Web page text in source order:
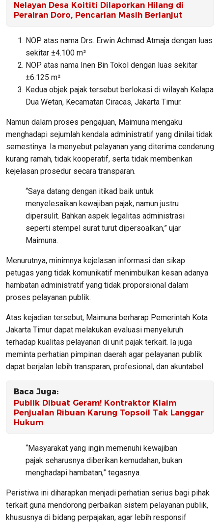
Nelayan Desa Koititi Dilaporkan Hilang di
Perairan Doro, Pencarian Masih Berlanjut
NOP atas nama Drs. Erwin Achmad Atmaja dengan luas
sekitar ±4.100 m²
NOP atas nama Inen Bin Tokol dengan luas sekitar
±6.125 m²
Kedua objek pajak tersebut berlokasi di wilayah Kelapa
Dua Wetan, Kecamatan Ciracas, Jakarta Timur.
Namun dalam proses pengajuan, Maimuna mengaku
menghadapi sejumlah kendala administratif yang dinilai tidak
semestinya. Ia menyebut pelayanan yang diterima cenderung
kurang ramah, tidak kooperatif, serta tidak memberikan
kejelasan prosedur secara transparan.
“Saya datang dengan itikad baik untuk
menyelesaikan kewajiban pajak, namun justru
dipersulit. Bahkan aspek legalitas administrasi
seperti stempel surat turut dipersoalkan,” ujar
Maimuna.
Menurutnya, minimnya kejelasan informasi dan sikap
petugas yang tidak komunikatif menimbulkan kesan adanya
hambatan administratif yang tidak proporsional dalam
proses pelayanan publik.
Atas kejadian tersebut, Maimuna berharap Pemerintah Kota
Jakarta Timur dapat melakukan evaluasi menyeluruh
terhadap kualitas pelayanan di unit pajak terkait. Ia juga
meminta perhatian pimpinan daerah agar pelayanan publik
dapat berjalan lebih transparan, profesional, dan akuntabel.
Baca Juga:
Publik Dibuat Geram! Kontraktor Klaim
Penjualan Ribuan Karung Topsoil Tak Langgar
Hukum
“Masyarakat yang ingin memenuhi kewajiban
pajak seharusnya diberikan kemudahan, bukan
menghadapi hambatan,” tegasnya.
Peristiwa ini diharapkan menjadi perhatian serius bagi pihak
terkait guna mendorong perbaikan sistem pelayanan publik,
khususnya di bidang perpajakan, agar lebih responsif